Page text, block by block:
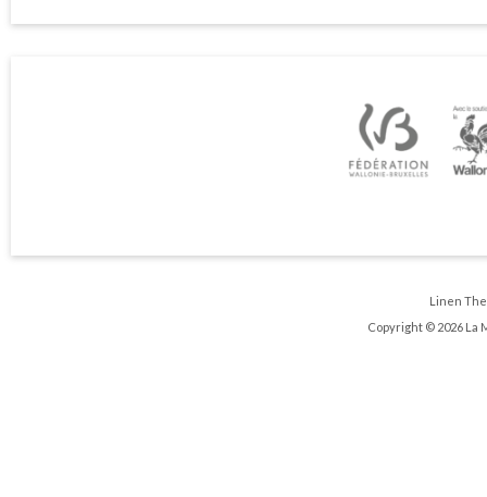
Linen
Copyright © 2026 La